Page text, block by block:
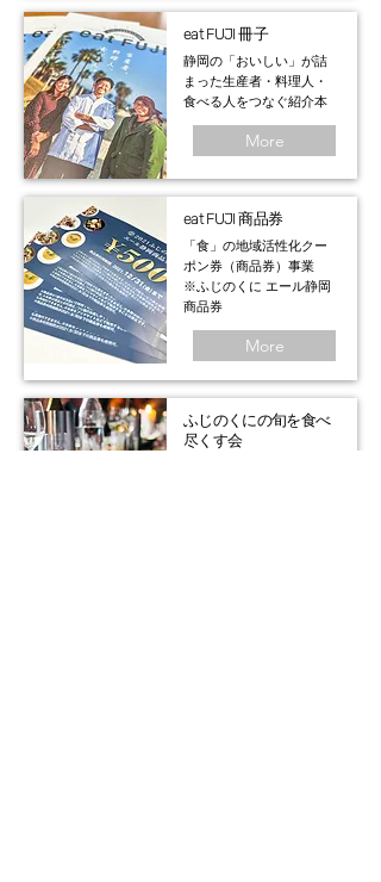
eat FUJI 冊子
静岡の「おいしい」が詰
まった生産者・料理人・
食べる人をつなぐ紹介本
More
eat FUJI 商品券
「食」の地域活性化クー
ポン券（商品券）事業
​※ふじのくに エール静岡
商品券
More
​ふじのくにの旬を食べ
尽くす会